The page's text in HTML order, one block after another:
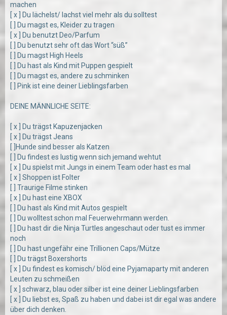
machen
[ x ] Du lächelst/ lachst viel mehr als du solltest
[ ] Du magst es, Kleider zu tragen
[ x ] Du benutzt Deo/Parfum
[ ] Du benutzt sehr oft das Wort “süß”
[ ] Du magst High Heels
[ ] Du hast als Kind mit Puppen gespielt
[ ] Du magst es, andere zu schminken
[ ] Pink ist eine deiner Lieblingsfarben
DEINE MÄNNLICHE SEITE:
[ x ] Du trägst Kapuzenjacken
[ x ] Du trägst Jeans
[ ]Hunde sind besser als Katzen
[ ] Du findest es lustig wenn sich jemand wehtut
[ x ] Du spielst mit Jungs in einem Team oder hast es mal
[ x ] Shoppen ist Folter
[ ] Traurige Filme stinken
[ x ] Du hast eine XBOX
[ ] Du hast als Kind mit Autos gespielt
[ ] Du wolltest schon mal Feuerwehrmann werden.
[ ] Du hast dir die Ninja Turtles angeschaut oder tust es immer
noch
[ ] Du hast ungefähr eine Trillionen Caps/Mütze
[ ] Du trägst Boxershorts
[ x ] Du findest es komisch/ blöd eine Pyjamaparty mit anderen
Leuten zu schmeißen
[ x ] schwarz, blau oder silber ist eine deiner Lieblingsfarben
[ x ] Du liebst es, Spaß zu haben und dabei ist dir egal was andere
über dich denken.